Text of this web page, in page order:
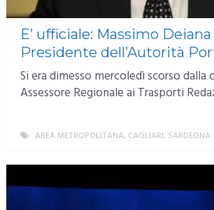
E’ ufficiale: Massimo
Presidente dell’Autorità
Si era dimesso mercoledì scorso dalla
Assessore Regionale ai Trasporti
AREA METROPOLITANA, CAGLIARI, SARDEGNA